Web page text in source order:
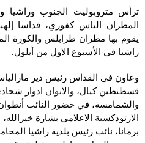
ترأس متروبوليت الجنوب وراشيا
المطران الياس كفوري، قداسا
يقوم بها مطران طرابلس والكورة
راشيا في الأسبوع الاول من أيلول.
وعاون في القداس رئيس دير
قسطنطين كيال، والابوان ادوار
والشمامسة، في حضور النائب
الارثوذكسية الاعلامي بشارة
برمانا، نائب رئيس بلدية راشيا